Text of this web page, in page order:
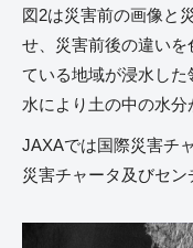
図2は災害前の画像と
せ、災害前後の違い
ている地域が浸水し
水により土の中の水分
JAXAでは国際災害チ
災害チャータ及びセン